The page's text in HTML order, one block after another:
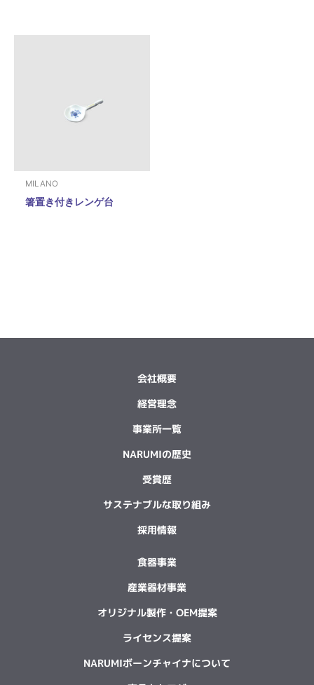
MILANO
箸置き付きレンゲ台
会社概要
経営理念
事業所一覧
NARUMIの歴史
受賞歴
サステナブルな取り組み
採用情報
食器事業
産業器材事業
オリジナル製作・OEM提案
ライセンス提案
NARUMIボーンチャイナについて